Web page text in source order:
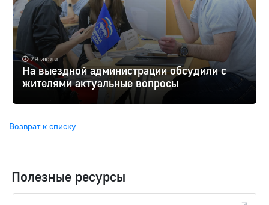
29 июля
На выездной администрации обсудили с
жителями актуальные вопросы
Возврат к списку
Полезные ресурсы